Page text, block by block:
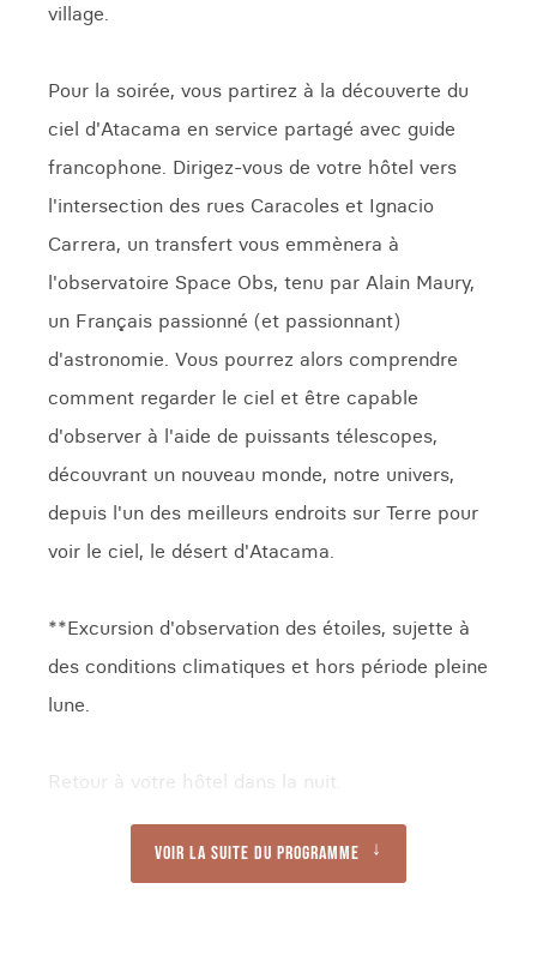
village.
Pour la soirée, vous partirez à la découverte du
ciel d'Atacama en service partagé avec guide
francophone. Dirigez-vous de votre hôtel vers
l'intersection des rues Caracoles et Ignacio
Carrera, un transfert vous emmènera à
l'observatoire Space Obs, tenu par Alain Maury,
un Français passionné (et passionnant)
d'astronomie. Vous pourrez alors comprendre
comment regarder le ciel et être capable
d'observer à l'aide de puissants télescopes,
découvrant un nouveau monde, notre univers,
depuis l'un des meilleurs endroits sur Terre pour
voir le ciel, le désert d'Atacama.
**Excursion d'observation des étoiles, sujette à
des conditions climatiques et hors période pleine
lune.
Retour à votre hôtel dans la nuit.
Voir la suite du programme